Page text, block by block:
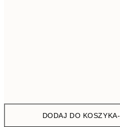
DODAJ DO KOSZYKA-